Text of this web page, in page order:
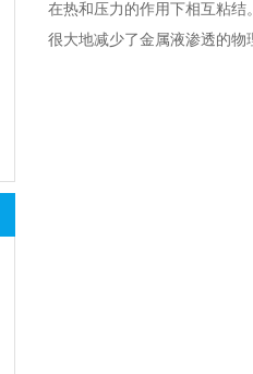
在热和压力的作用下相互粘
很大地减少了金属液渗透的物